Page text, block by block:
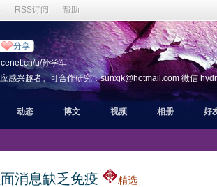
RSS订阅 帮助
分享
u/孙学军
感兴趣者。可合作研究：sunxjk@hotmail.com 微信
动态 博文 视频 相册 好
消息缺乏免疫 精选